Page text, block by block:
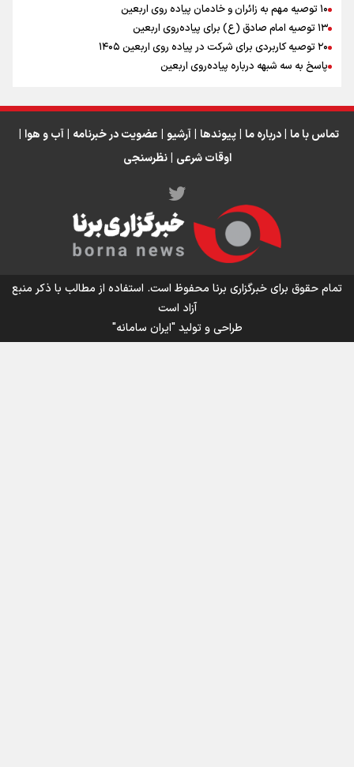
اینفو برنا / جدول کامل فاصله مرز شلمچه تا شهرهای زیارتی
عراق
اینفو برنا/ میزان مالیات بر ارزش افزوده چقدر است؟
۱۰ توصیه مهم به زائران و خادمان پیاده روی اربعین
۱۳ توصیه امام صادق (ع) برای پیاده‌روی اربعین
۲۰ توصیه کاربردی برای شرکت در پیاده روی اربعین ۱۴۰۵
پاسخ به سه‌ شبهه درباره پیاده‌روی اربعین
تماس با ما | درباره ما | پیوندها | آرشیو | عضویت در خبرنامه | آب و هوا |
اوقات شرعی | نظرسنجی
تمام حقوق برای خبرگزاری برنا محفوظ است. استفاده از مطالب با ذکر منبع
آزاد است
طراحی و تولید"ایران سامانه"